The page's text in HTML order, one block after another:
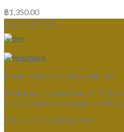
฿1,350.00
CONTACT US
Email : clarinetsiam@gmail.com
Address : Clarinet Siam 1177
Nuea, Bang Khae, Bangkok 10160
PRODUCT CATEGORIES